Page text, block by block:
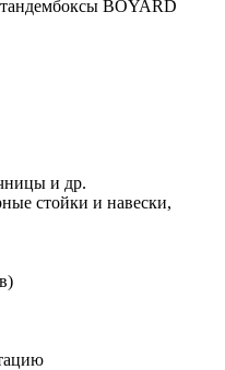
BOYARD
и др.
стойки и навески,